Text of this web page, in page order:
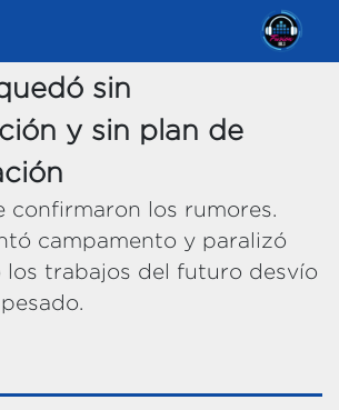
sin
y sin plan de
confirmaron los rumores.
campamento y paralizó
trabajos del futuro desvío